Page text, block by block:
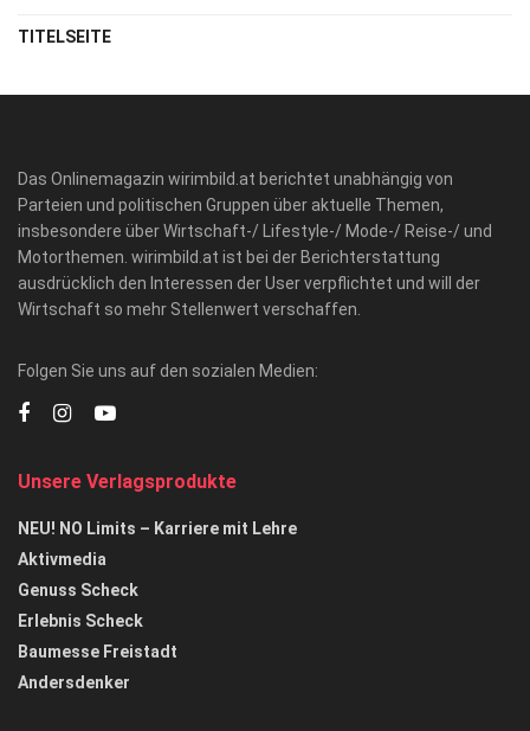
TITELSEITE
Das Onlinemagazin wirimbild.at berichtet unabhängig von
Parteien und politischen Gruppen über aktuelle Themen,
insbesondere über Wirtschaft-/ Lifestyle-/ Mode-/ Reise-/ und
Motorthemen. wirimbild.at ist bei der Berichterstattung
ausdrücklich den Interessen der User verpflichtet und will der
Wirtschaft so mehr Stellenwert verschaffen.
Folgen Sie uns auf den sozialen Medien:
Unsere Verlagsprodukte
NEU! NO Limits – Karriere mit Lehre
Aktivmedia
Genuss Scheck
Erlebnis Scheck
Baumesse Freistadt
Andersdenker